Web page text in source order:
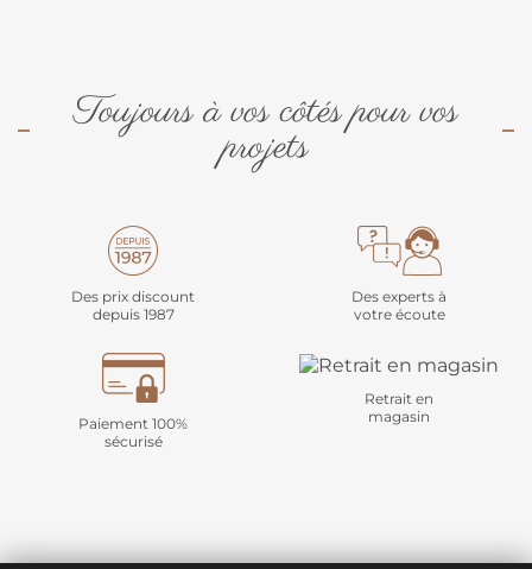
Toujours à vos côtés pour vos
projets
Des prix discount
depuis 1987
Des experts à
votre écoute
Paiement 100%
sécurisé
Retrait en
magasin